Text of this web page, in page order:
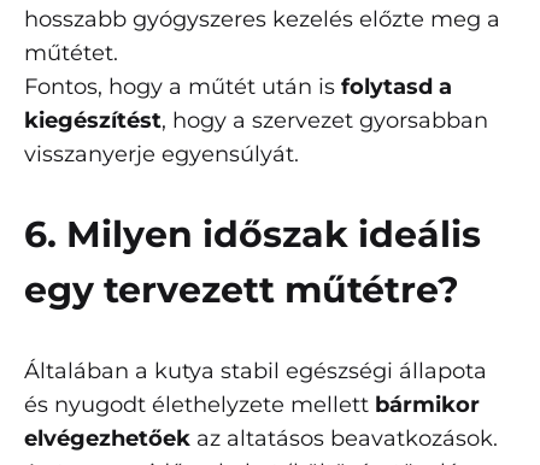
hosszabb gyógyszeres kezelés előzte meg a
műtétet.
Fontos, hogy a műtét után is folytasd a
kiegészítést, hogy a szervezet gyorsabban
visszanyerje egyensúlyát.
6. Milyen időszak ideális
egy tervezett műtétre?
Általában a kutya stabil egészségi állapota
és nyugodt élethelyzete mellett bármikor
elvégezhetőek az altatásos beavatkozások.